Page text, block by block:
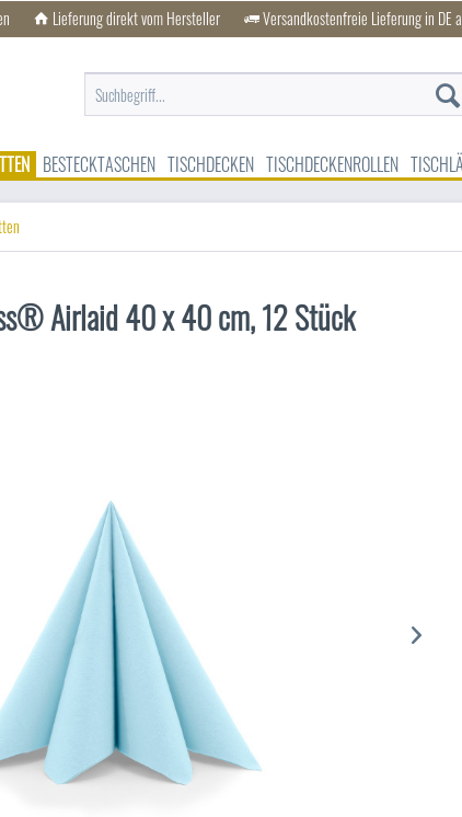
Lieferung direkt vom Hersteller Versandkostenfreie Lieferung in DE
BESTECKTASCHEN TISCHDECKEN TISCHDECKENROLLEN
Airlaid 40 x 40 cm, 12 Stück